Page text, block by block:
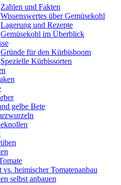
Zahlen und Fakten
Wissenswertes über Gemüsekohl
Lagerung und Rezepte
Gemüsekohl im Überblick
Gründe für den Kürbisboom
Spezielle Kürbissorten
gelbe Bete
vs. heimischer Tomatenanbau
selbst anbauen